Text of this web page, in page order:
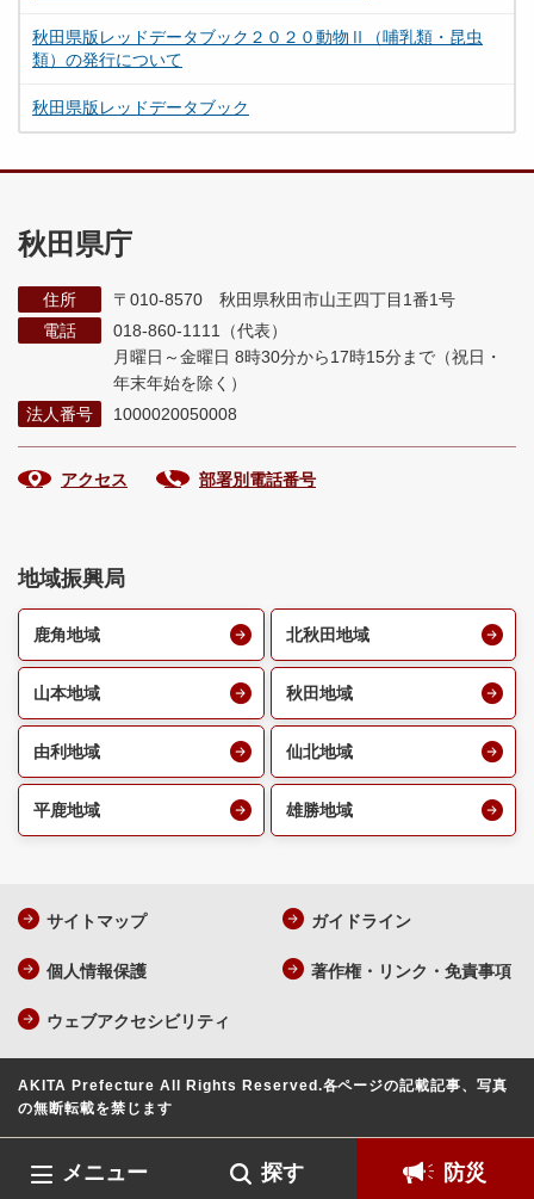
メニュー 探す 防災
秋田県版レッドデータブック２０２０動物Ⅱ（哺乳類・昆虫
類）の発行について
秋田県版レッドデータブック
秋田県庁
住所
〒010-8570 秋田県秋田市山王四丁目1番1号
電話
018-860-1111（代表）
月曜日～金曜日 8時30分から17時15分まで （祝日・
年末年始を除く）
法人番号
1000020050008
アクセス 部署別電話番号
地域振興局
鹿角地域 北秋田地域
山本地域 秋田地域
由利地域 仙北地域
平鹿地域 雄勝地域
サイトマップ ガイドライン
個人情報保護 著作権・リンク・免責事項
ウェブアクセシビリティ
AKITA Prefecture All Rights Reserved.各ページの記載記事、写真
の無断転載を禁じます